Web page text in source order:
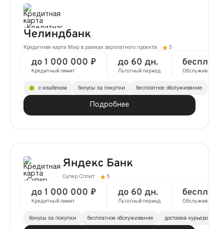
Челиндбанк
Кредитная карта Мир в рамках зарплатного проекта 5
до 1 000 000 ₽
Кредитный лимит
до 60 дн.
Льготный период Обслуживание
Подробнее
с кэшбеком бонусы за покупки бесплатное обслуживание
Яндекс Банк
Супер Сплит 5
до 1 000 000 ₽
Кредитный лимит
до 60 дн.
Льготный период Обслуживание
бонусы за покупки бесплатное обслуживание доставка курьером